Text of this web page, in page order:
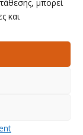
μπορεί
και